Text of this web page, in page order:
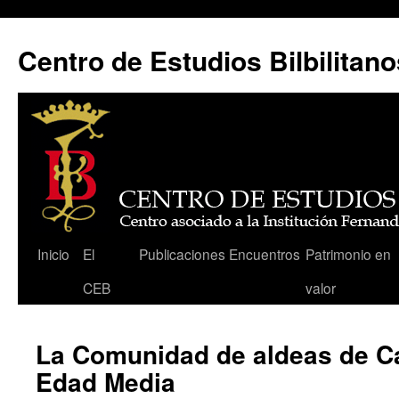
Centro de Estudios
Saltar
Inicio
El
CEB
Publicaciones Encuentros Patrimonio en
valor
La Comunidad de aldeas de
Edad Media